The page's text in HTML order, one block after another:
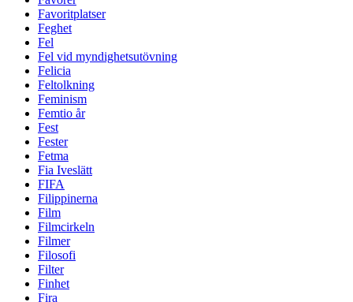
Favoritplatser
Feghet
Fel
Fel vid myndighetsutövning
Felicia
Feltolkning
Feminism
Femtio år
Fest
Fester
Fetma
Fia Iveslätt
FIFA
Filippinerna
Film
Filmcirkeln
Filmer
Filosofi
Filter
Finhet
Fira